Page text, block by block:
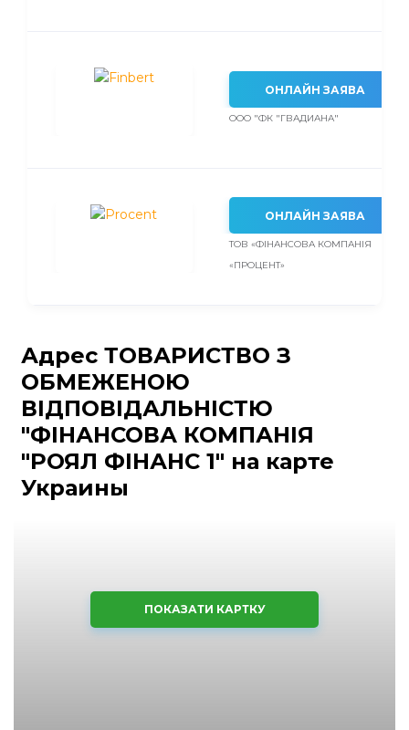
ОНЛАЙН ЗАЯВА
ООО "ФК "ГВАДИАНА"
ОНЛАЙН ЗАЯВА
ТОВ «ФІНАНСОВА КОМПАНІЯ
«ПРОЦЕНТ»
Адрес ТОВАРИСТВО З
ОБМЕЖЕНОЮ
ВІДПОВІДАЛЬНІСТЮ
"ФІНАНСОВА КОМПАНІЯ
"РОЯЛ ФІНАНС 1" на карте
Украины
ПОКАЗАТИ КАРТКУ